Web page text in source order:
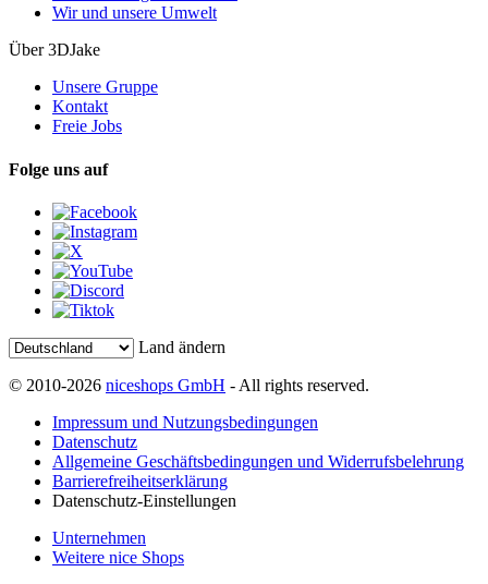
Wir und unsere Umwelt
Über 3DJake
Unsere Gruppe
Kontakt
Freie Jobs
Folge uns auf
Land ändern
© 2010-2026 niceshops GmbH - All rights reserved.
Impressum und Nutzungsbedingungen
Datenschutz
Allgemeine Geschäftsbedingungen und Widerrufsbelehrung
Barrierefreiheitserklärung
Datenschutz-Einstellungen
Unternehmen
Weitere nice Shops